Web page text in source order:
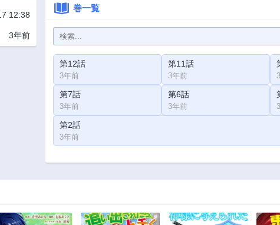
12:38
3年前
巻一覧
第12話
3年前
第11話
3年前
第7話
3年前
第6話
3年前
第2話
3年前